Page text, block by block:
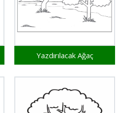
Yazdırılacak Ağaç